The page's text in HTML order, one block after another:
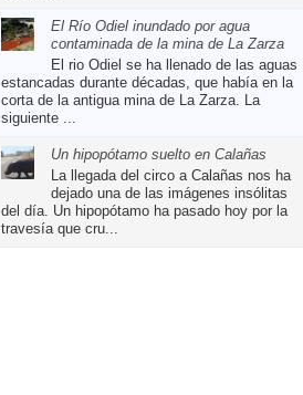
El Río Odiel inundado por agua
contaminada de la mina de La Zarza
El rio Odiel se ha llenado de las aguas
estancadas durante décadas, que había en la
corta de la antigua mina de La Zarza. La
siguiente ...
Un hipopótamo suelto en Calañas
La llegada del circo a Calañas nos ha
dejado una de las imágenes insólitas
del día. Un hipopótamo ha pasado hoy por la
travesía que cru...